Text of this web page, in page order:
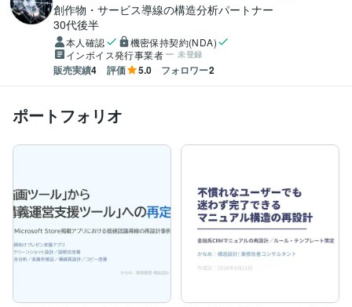
創作物・サービス導線の構造分析パートナー
30代後半
本人確認
機密保持契約(NDA)
インボイス発行事業者
未登録
販売実績4 評価 5.0 フォロワー2
ポートフォリオ